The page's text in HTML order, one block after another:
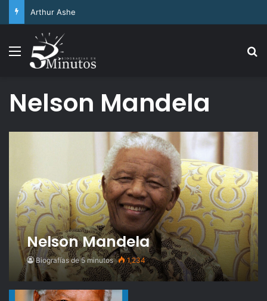
Arthur Ashe
Menu
Nelson Mandela
Nelson Mandela
Biografías de 5 minutos 1,234